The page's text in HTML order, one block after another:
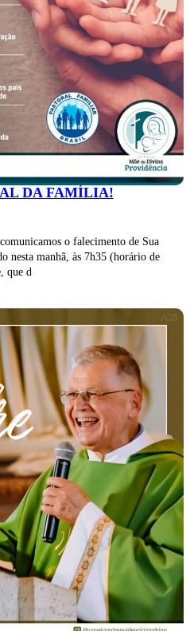
DA FAMÍLIA!
o falecimento de Sua
nesta manhã, às 7h35 (horário de
que d